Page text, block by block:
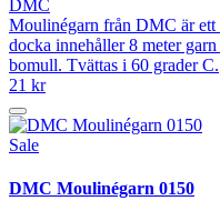
DMC
Moulinégarn från DMC är ett
docka innehåller 8 meter
bomull. Tvättas i 60 grader C.
21 kr
Sale
DMC Moulinégarn 0150